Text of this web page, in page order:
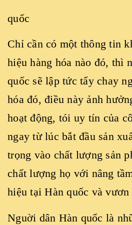
quốc
Chỉ cần có một thông tin
hiệu hàng hóa nào đó, thì
quốc sẽ lập tức tẩy chay
hóa đó, điều này ảnh
hoạt động, tói uy tín của
ngay từ lúc bắt đầu sản
trọng vào chất lượng sản
chất lượng họ với nâng
hiệu tại Hàn quốc và
Nguời dân Hàn quốc là